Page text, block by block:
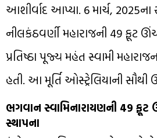
આશીર્વાદ આપ્યા. 6 માર્ચ, 2025ના
નીલકંઠવર્ણી મહારાજની 49 ફૂટ
પ્રતિષ્ઠા પૂજ્ય મહંત સ્વામી
હતી. આ મૂર્તિ ઓસ્ટ્રેલિયાની સૌથી
ભગવાન સ્વામિનારાયણની 49 ફૂટ
સ્થાપના